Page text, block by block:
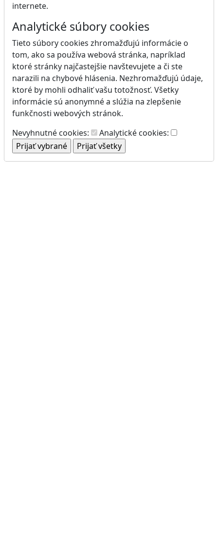
internete.
Analytické súbory cookies
Tieto súbory cookies zhromažďujú informácie o
tom, ako sa používa webová stránka, napríklad
ktoré stránky najčastejšie navštevujete a či ste
narazili na chybové hlásenia. Nezhromažďujú údaje,
ktoré by mohli odhaliť vašu totožnosť. Všetky
informácie sú anonymné a slúžia na zlepšenie
funkčnosti webových stránok.
Nevyhnutné cookies:
Analytické cookies: